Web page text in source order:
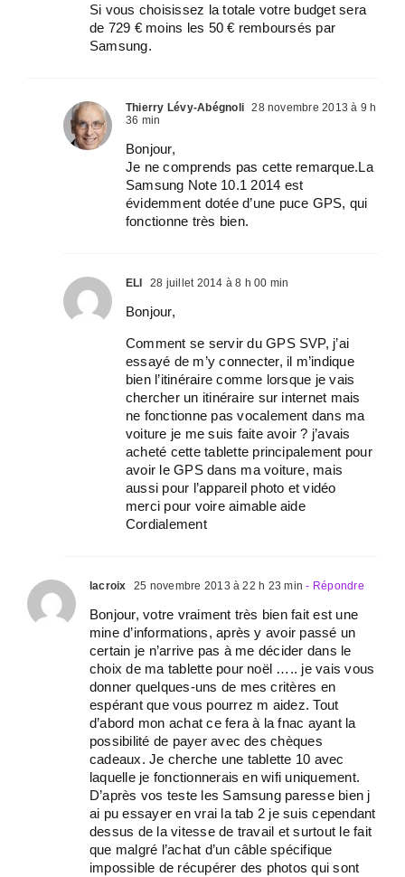
Si vous choisissez la totale votre budget sera
de 729 € moins les 50 € remboursés par
Samsung.
Thierry Lévy-Abégnoli 28 novembre 2013 à 9 h
36 min
Bonjour,
Je ne comprends pas cette remarque.La
Samsung Note 10.1 2014 est
évidemment dotée d’une puce GPS, qui
fonctionne très bien.
ELI 28 juillet 2014 à 8 h 00 min
Bonjour,
Comment se servir du GPS SVP, j’ai
essayé de m’y connecter, il m’indique
bien l’itinéraire comme lorsque je vais
chercher un itinéraire sur internet mais
ne fonctionne pas vocalement dans ma
voiture je me suis faite avoir ? j’avais
acheté cette tablette principalement pour
avoir le GPS dans ma voiture, mais
aussi pour l’appareil photo et vidéo
merci pour voire aimable aide
Cordialement
lacroix 25 novembre 2013 à 22 h 23 min - Répondre
Bonjour, votre vraiment très bien fait est une
mine d’informations, après y avoir passé un
certain je n’arrive pas à me décider dans le
choix de ma tablette pour noël ….. je vais vous
donner quelques-uns de mes critères en
espérant que vous pourrez m aidez. Tout
d’abord mon achat ce fera à la fnac ayant la
possibilité de payer avec des chèques
cadeaux. Je cherche une tablette 10 avec
laquelle je fonctionnerais en wifi uniquement.
D’après vos teste les Samsung paresse bien j
ai pu essayer en vrai la tab 2 je suis cependant
dessus de la vitesse de travail et surtout le fait
que malgré l’achat d’un câble spécifique
impossible de récupérer des photos qui sont